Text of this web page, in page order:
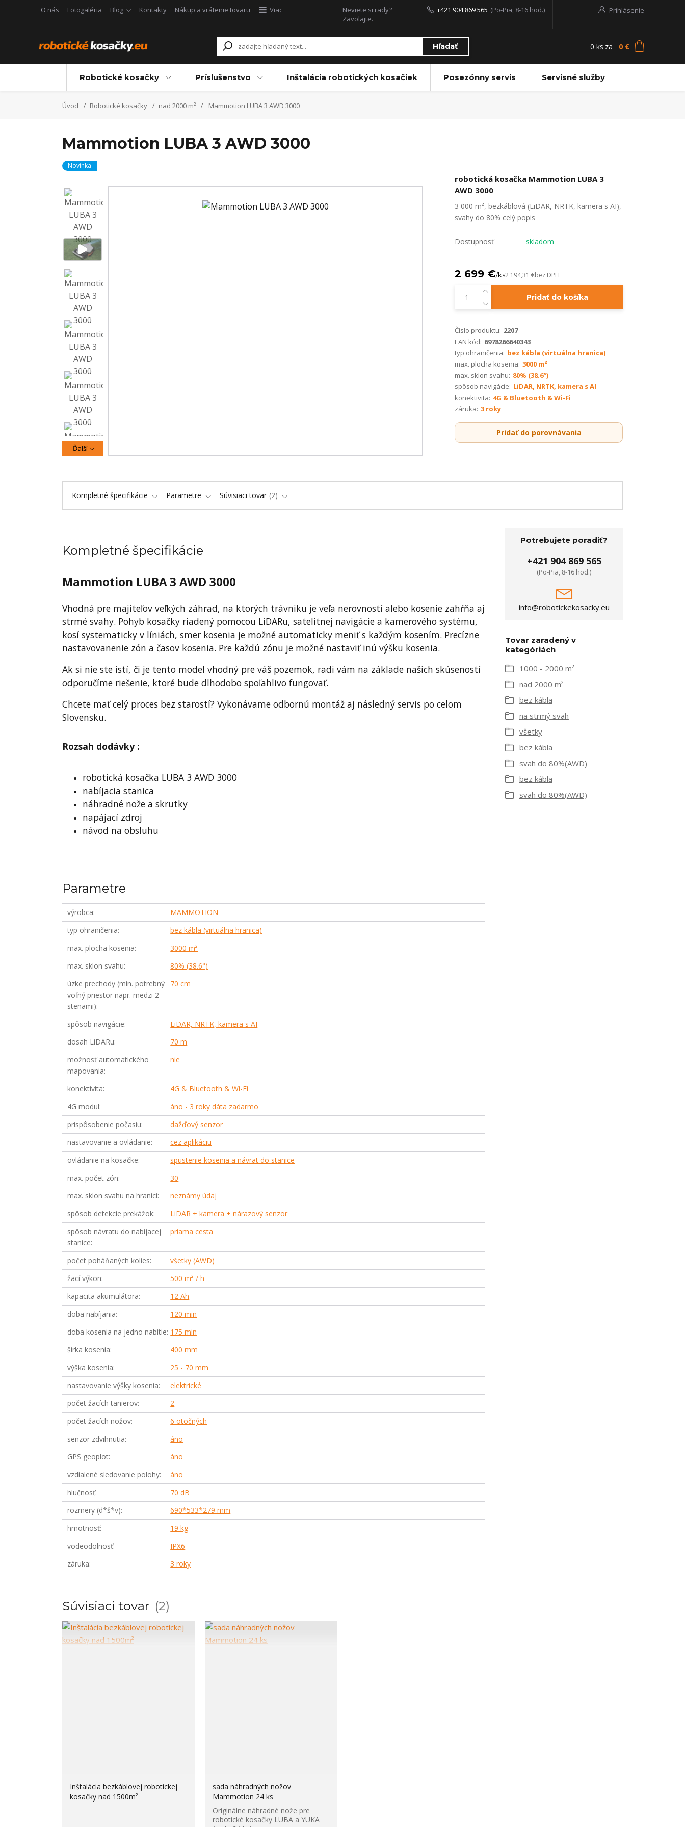
O nás Fotogaléria Blog Kontakty Nákup a vrátenie tovaru Viac Prihlásenie
Hľadať
Neviete si rady?
Zavolajte.
+421 904 869 565 (Po-Pia, 8-16 hod.)
0 ks za 0 €
Robotické kosačky Príslušenstvo Inštalácia robotických kosačiek Posezónny servis Servisné služby
Úvod Robotické kosačky nad 2000 m² Mammotion LUBA 3 AWD 3000
Mammotion LUBA 3 AWD 3000
Novinka
Ďalší
robotická kosačka Mammotion LUBA 3
AWD 3000
3 000 m², bezkáblová (LiDAR, NRTK, kamera s AI),
svahy do 80% celý popis
Dostupnosť skladom
2 699 €/ks2 194,31 €bez DPH
Pridať do košíka
Číslo produktu: 2207
EAN kód: 6978266640343
typ ohraničenia: bez kábla (virtuálna hranica)
max. plocha kosenia: 3000 m²
max. sklon svahu: 80% (38.6°)
spôsob navigácie: LiDAR, NRTK, kamera s AI
konektivita: 4G & Bluetooth & Wi-Fi
záruka: 3 roky
Pridať do porovnávania
Kompletné špecifikácie Parametre Súvisiaci tovar 2
Kompletné špecifikácie
Mammotion LUBA 3 AWD 3000
Vhodná pre majiteľov veľkých záhrad, na ktorých trávniku je veľa nerovností alebo kosenie zahŕňa aj
strmé svahy. Pohyb kosačky riadený pomocou LiDARu, satelitnej navigácie a kamerového systému,
kosí systematicky v líniách, smer kosenia je možné automaticky meniť s každým kosením. Precízne
nastavovanenie zón a časov kosenia. Pre každú zónu je možné nastaviť inú výšku kosenia.
Ak si nie ste istí, či je tento model vhodný pre váš pozemok, radi vám na základe našich skúseností
odporučíme riešenie, ktoré bude dlhodobo spoľahlivo fungovať.
Chcete mať celý proces bez starostí? Vykonávame odbornú montáž aj následný servis po celom
Slovensku.
Rozsah dodávky :
robotická kosačka LUBA 3 AWD 3000
nabíjacia stanica
náhradné nože a skrutky
napájací zdroj
návod na obsluhu
Parametre
výrobca
MAMMOTION
typ ohraničenia
bez kábla (virtuálna hranica)
max. plocha kosenia
3000 m²
max. sklon svahu
80% (38.6°)
úzke prechody (min. potrebný
voľný priestor napr. medzi 2
stenami)
70 cm
spôsob navigácie
LiDAR, NRTK, kamera s AI
dosah LiDARu
70 m
možnosť automatického
mapovania
nie
konektivita
4G & Bluetooth & Wi-Fi
4G modul
áno - 3 roky dáta zadarmo
prispôsobenie počasiu
dažďový senzor
nastavovanie a ovládanie
cez aplikáciu
ovládanie na kosačke
spustenie kosenia a návrat do stanice
max. počet zón
30
max. sklon svahu na hranici
neznámy údaj
spôsob detekcie prekážok
LiDAR + kamera + nárazový senzor
spôsob návratu do nabíjacej
stanice
priama cesta
počet poháňaných kolies
všetky (AWD)
žací výkon
500 m² / h
kapacita akumulátora
12 Ah
doba nabíjania
120 min
doba kosenia na jedno nabitie 175 min
šírka kosenia
400 mm
výška kosenia
25 - 70 mm
nastavovanie výšky kosenia
elektrické
počet žacích tanierov
2
počet žacích nožov
6 otočných
senzor zdvihnutia
áno
GPS geoplot
áno
vzdialené sledovanie polohy
áno
hlučnosť
70 dB
rozmery (d*š*v)
690*533*279 mm
hmotnosť
19 kg
vodeodolnosť
IPX6
záruka
3 roky
Potrebujete poradiť?
+421 904 869 565
(Po-Pia, 8-16 hod.)
info@robotickekosacky.eu
Tovar zaradený v
kategóriách
1000 - 2000 m²
nad 2000 m²
bez kábla
na strmý svah
všetky
bez kábla
svah do 80%(AWD)
bez kábla
svah do 80%(AWD)
Súvisiaci tovar 2
Inštalácia bezkáblovej robotickej
kosačky nad 1500m²
sada náhradných nožov
Mammotion 24 ks
Originálne náhradné nože pre
robotické kosačky LUBA a YUKA